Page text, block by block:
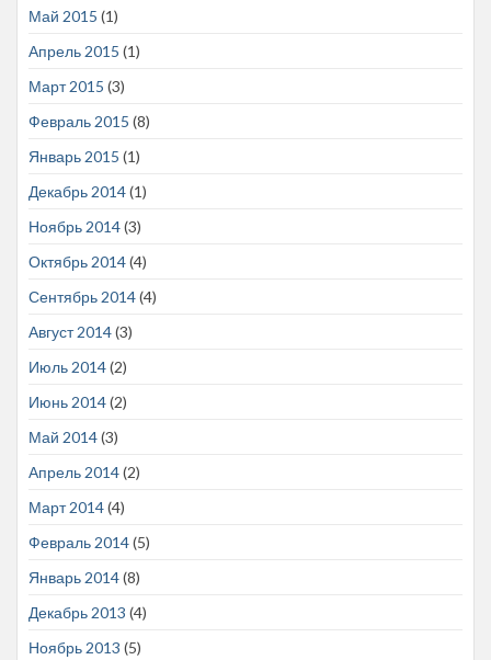
Май 2015 (1)
Апрель 2015 (1)
Март 2015 (3)
Февраль 2015 (8)
Январь 2015 (1)
Декабрь 2014(1)
Ноябрь 2014(3)
Октябрь 2014(4)
Сентябрь 2014(4)
Август 2014(3)
Июль 2014(2)
Июнь 2014(2)
Май 2014(3)
Апрель 2014(2)
Март 2014(4)
Февраль 2014(5)
Январь 2014(8)
Декабрь 2013 (4)
Ноябрь 2013 (5)